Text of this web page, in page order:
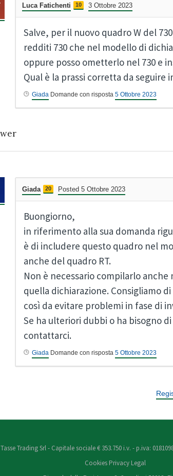
Luca Fatichenti 10 3 Ottobre 2023
Salve, per il nuovo quadro W del
redditi 730 che nel modello di
oppure posso ometterlo nel 730 e
Qual è la prassi corretta da seguire
Giada Domande con risposta 5 Ottobre 2023
Giada 20 Posted 5 Ottobre 2023
Buongiorno,
in riferimento alla sua domanda
è di includere questo quadro nel
anche del quadro RT.
Non è necessario compilarlo
quella dichiarazione. Consigliamo
così da evitare problemi in fase di
Se ha ulteriori dubbi o ha bisogno
contattarci.
Giada Domande con risposta 5 Ottobre 2023
Tasse Trading Srl - Capitale sociale € 353.750 i.v. - p.iva:
Cookies Privacy Legal